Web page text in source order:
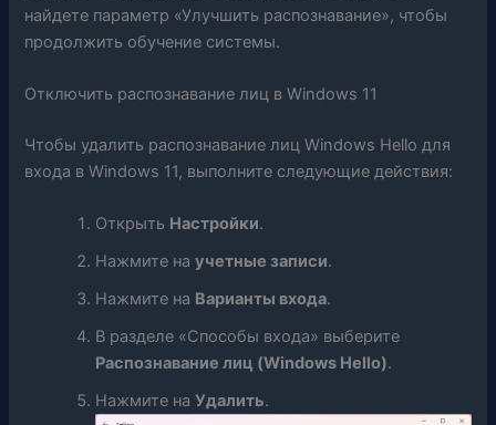
найдете параметр «Улучшить распознавание», чтобы
продолжить обучение системы.
Отключить распознавание лиц в Windows 11
Чтобы удалить распознавание лиц Windows Hello для
входа в Windows 11, выполните следующие действия:
Открыть Настройки.
Нажмите научетные записи.
Нажмите на Варианты входа.
В разделе «Способы входа» выберите
Распознавание лиц (Windows Hello).
Нажмите наУдалить.